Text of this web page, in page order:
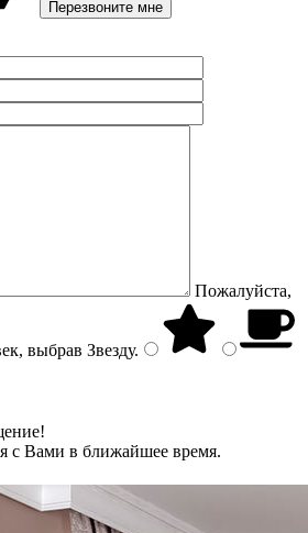
Пожалуйста,
выбрав Звезду.
с Вами в ближайшее время.